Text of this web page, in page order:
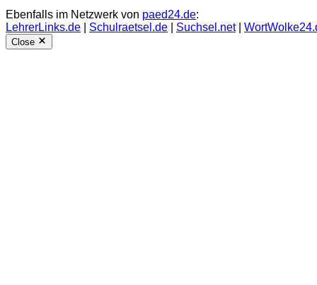
Ebenfalls im Netzwerk von paed24.de:
LehrerLinks.de
Schulraetsel.de Suchsel.net|
Close